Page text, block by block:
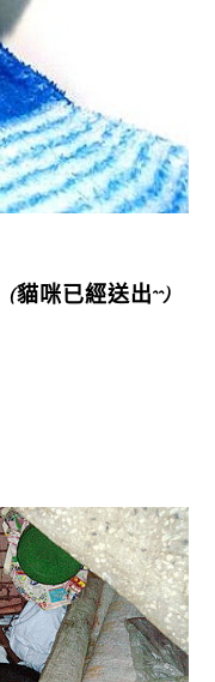
貓咪已經送出^^)